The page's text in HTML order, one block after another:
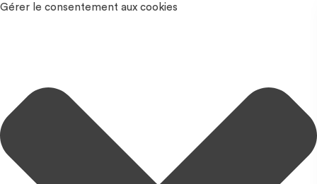
Gérer le consentement aux cookies